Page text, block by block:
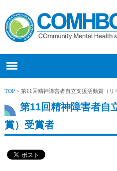
TOP> 第11回精神障害者自立支援活動賞（リ
第11回精神障害者自
賞）受賞者